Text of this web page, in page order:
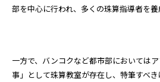
部を中心に行われ、多くの珠算指導者を養
一方で、バンコクなど都市部においては
事」として珠算教室が存在し、特筆すべ